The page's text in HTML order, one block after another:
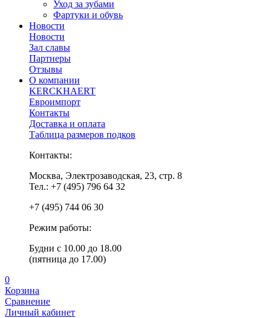
Уход за зубами
Фартуки и обувь
Новости
Новости
Зал славы
Партнеры
Отзывы
О компании
KERCKHAERT
Евроимпорт
Контакты
Доставка и оплата
Таблица размеров подков
Контакты:
Москва, Электрозаводская, 23, стр. 8
Тел.: +7 (495) 796 64 32
+7 (495) 744 06 30
Режим работы:
Будни с 10.00 до 18.00
(пятница до 17.00)
0
Корзина
Сравнение
Личный кабинет